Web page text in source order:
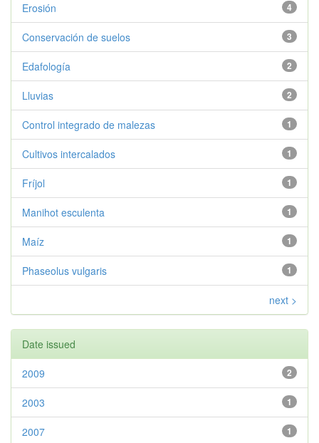
4
Erosión
3
Conservación de suelos
2
Edafología
2
Lluvias
1
Control integrado de malezas
1
Cultivos intercalados
1
Fríjol
1
Manihot esculenta
1
Maíz
1
Phaseolus vulgaris
next >
Date issued
2
2009
1
2003
1
2007